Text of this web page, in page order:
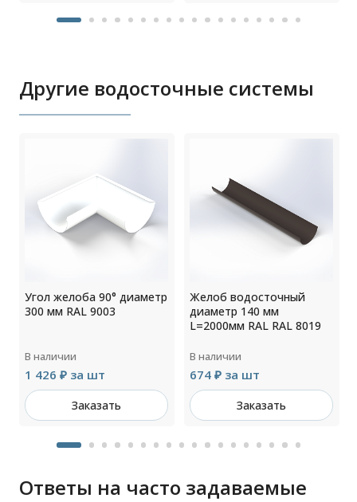
Другие водосточные системы
Угол желоба 90° диаметр
300 мм RAL 9003
В наличии
1 426 ₽ за шт
Заказать
Желоб водосточный
диаметр 140 мм
L=2000мм RAL RAL 8019
В наличии
674 ₽ за шт
Заказать
Ответы на часто задаваемые